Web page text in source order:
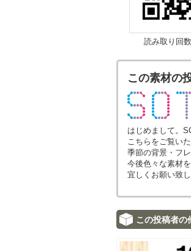
読み取り回
この素材の
はじめまして。
こちらをご覧い
季節の背景・フ
今後色々な素材
宜しくお願い致し
この投稿者の